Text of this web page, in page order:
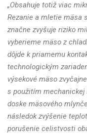
„Obsahuje totiž viac
Rezanie a mletie mäsa
značne zvyšuje riziko
vyberieme mäso z
dôjde k priamemu
technologickým
výsekové mäso
s použitím
doske mäsového
následok zvýšenie
porušenie celistvosti